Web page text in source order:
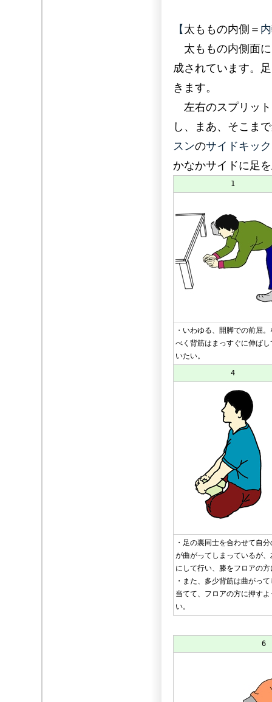
【太ももの内側＝
太ももの内側面
成されています。
きます。
左右のスプリッ
し、まあ、そこま
スンのサイドキック
かなかサイドに足
1
・いわゆる、開脚での前屈
べく背筋はまっすぐに伸ばし
いたい。
4
・足の裏同士を合わせて自
が曲がってしまっているが
にして行い、膝をフロアの
・また、多少背筋は曲がっ
当てて、フロアの方に押す
い。
6